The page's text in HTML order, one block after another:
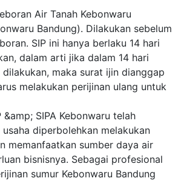
Air Tanah Kebonwaru
Bandung). Dilakukan sebelum
SIP ini hanya berlaku 14 hari
dalam arti jika dalam 14 hari
maka surat ijin dianggap
melakukan perijinan ulang untuk
SIPA Kebonwaru telah
diperbolehkan melakukan
memanfaatkan sumber daya air
bisnisnya. Sebagai profesional
sumur Kebonwaru Bandung